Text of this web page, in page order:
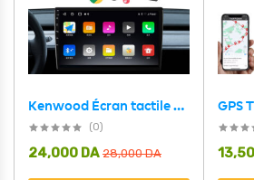
Kenwood Écran tactile 9 pouces Android 11 1080p Full HD – شاشة أوندرويد للسيارة
(0)
28,000DA
24,000 DA